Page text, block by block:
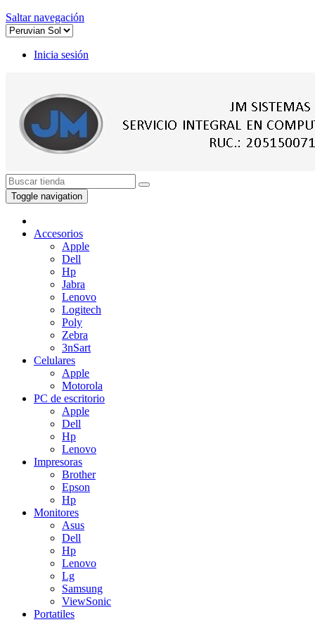
Saltar navegación
Inicia sesión
Toggle navigation
Accesorios
Apple
Dell
Hp
Jabra
Lenovo
Logitech
Poly
Zebra
3nSart
Celulares
Apple
Motorola
PC de escritorio
Apple
Dell
Hp
Lenovo
Impresoras
Brother
Epson
Hp
Monitores
Asus
Dell
Hp
Lenovo
Lg
Samsung
ViewSonic
Portatiles